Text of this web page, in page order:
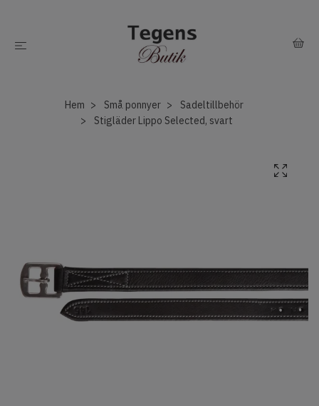
Hem Små ponnyer
Sadeltillbehör
Stigläder Lippo Selected, svart